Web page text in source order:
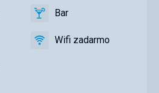
hotela
Bar Bar
áno
Wifi
Wifi zadarmo
áno